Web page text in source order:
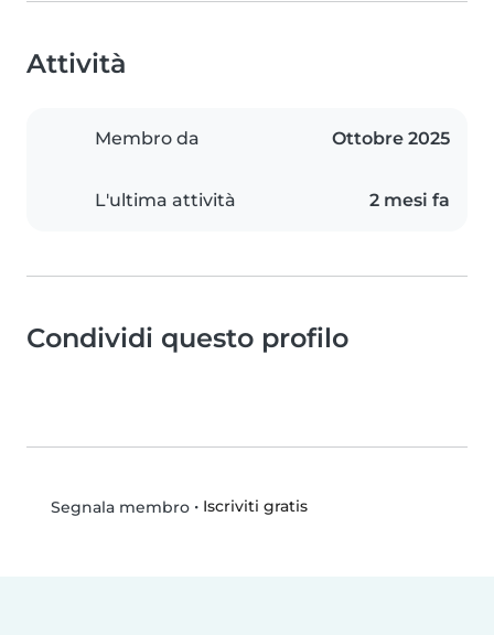
Attività
Membro da Ottobre 2025
L'ultima attività 2 mesi fa
Condividi questo profilo
Segnala membro• Iscriviti gratis